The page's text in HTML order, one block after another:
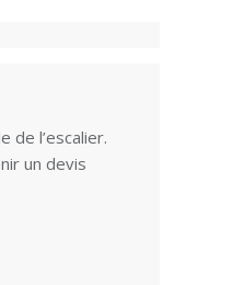
de l’escalier.
un devis